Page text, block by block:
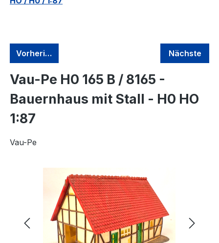
Vorherige Nächste
Vau-Pe H0 165 B / 8165 -
Bauernhaus mit Stall - H0 HO
1:87
Vau-Pe
Bildergalerie überspringen